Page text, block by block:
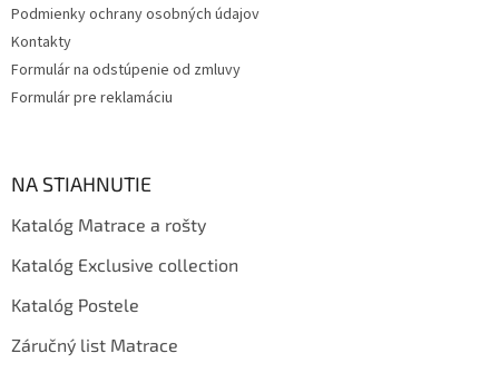
Podmienky ochrany osobných údajov
Kontakty
Formulár na odstúpenie od zmluvy
Formulár pre reklamáciu
NA STIAHNUTIE
Katalóg Matrace a rošty
Katalóg Exclusive collection
Katalóg Postele
Záručný list Matrace